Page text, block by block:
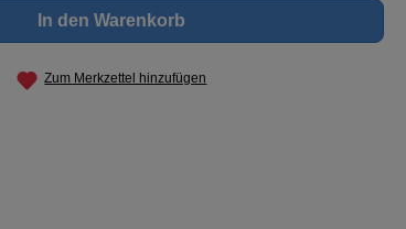
Wert ein oder benutze die
In den Warenkorb
Zum Merkzettel hinzufügen